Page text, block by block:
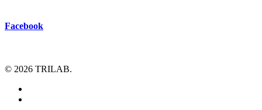
Facebook
© 2026 TRILAB.